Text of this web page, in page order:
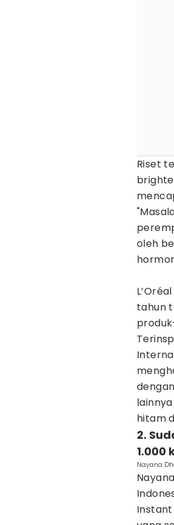
Riset
oleh
tahun
hitam
2.
1.000
Nayana